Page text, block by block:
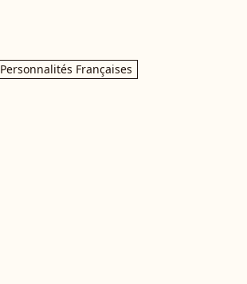
Personnalités Françaises